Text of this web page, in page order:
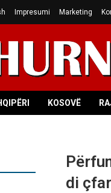
Impresumi Marketing
KOSOVË
di